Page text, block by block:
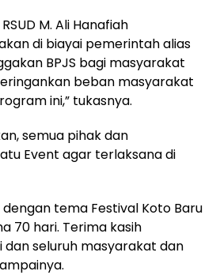
M. Ali Hanafiah
di biayai pemerintah alias
BPJS bagi masyarakat
beban masyarakat
ini,” tukasnya.
semua pihak dan
Event agar terlaksana di
tema Festival Koto Baru
70 hari. Terima kasih
seluruh masyarakat dan